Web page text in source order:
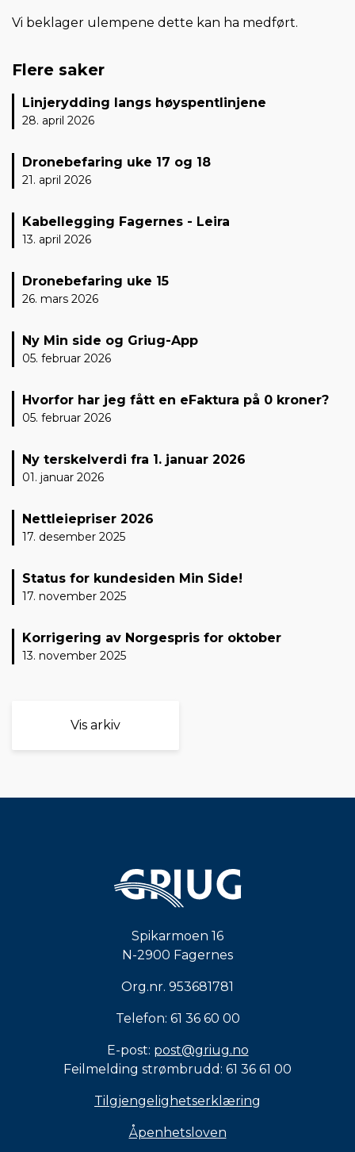
Vi beklager ulempene dette kan ha medført.
Flere saker
Linjerydding langs høyspentlinjene
28. april 2026
Dronebefaring uke 17 og 18
21. april 2026
Kabellegging Fagernes - Leira
13. april 2026
Dronebefaring uke 15
26. mars 2026
Ny Min side og Griug-App
05. februar 2026
Hvorfor har jeg fått en eFaktura på 0 kroner?
05. februar 2026
Ny terskelverdi fra 1. januar 2026
01. januar 2026
Nettleiepriser 2026
17. desember 2025
Status for kundesiden Min Side!
17. november 2025
Korrigering av Norgespris for oktober
13. november 2025
Vis arkiv
Spikarmoen 16
N-2900 Fagernes
Org.nr. 953681781
Telefon: 61 36 60 00
E-post: post@griug.no
Feilmelding strømbrudd: 61 36 61 00
Tilgjengelighetserklæring
Åpenhetsloven